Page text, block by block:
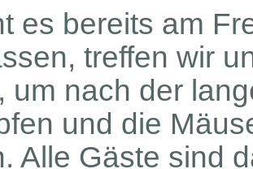
es bereits am
treffen wir
um nach der
und die
Alle Gäste sind